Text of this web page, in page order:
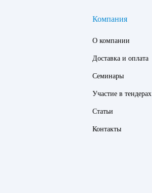
Компания
О компании
Доставка и оплата
Семинары
Участие в тендерах
Статьи
Контакты